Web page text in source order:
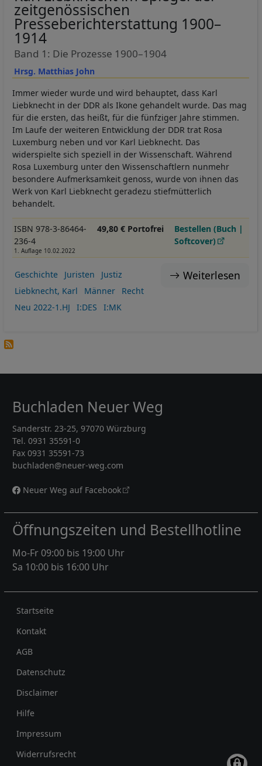
Hrsg. Matthias John
zeitgenössischen
Presseberichterstattung 1900–
1914
Band 1: Die Prozesse 1900–1904
Immer wieder wurde und wird behauptet, dass Karl
Liebknecht in der DDR als Ikone gehandelt wurde. Das mag
für die ersten, das heißt, für die fünfziger Jahre stimmen.
Im Laufe der weiteren Entwicklung der DDR trat Rosa
Luxemburg neben und vor Karl Liebknecht. Das
widerspielte sich speziell in der Wissenschaft. Während
Rosa Luxemburg unter den Wissenschaftlern nunmehr
besondere Aufmerksamkeit genoss, wurde von ihnen das
Werk von Karl Liebknecht geradezu stiefmütterlich
behandelt.
ISBN 978-3-86464-
236-4
1. Auflage 10.02.2022
49,80 € Portofrei
Bestellen (Buch |
Softcover)
Weiterlesen
Geschichte Juristen
Justiz
Liebknecht, Karl
Männer
Recht
Neu 2022-1.HJ
I:DES I:MK
Buchladen Neuer Weg
Sanderstr. 23-25, 97070 Würzburg
Tel. 0931 35591-0
Fax 0931 35591-73
buchladen@neuer-weg.com
Neuer Weg auf Facebook
Öffnungszeiten und Bestellhotline
Mo-Fr 09:00 bis 19:00 Uhr
Sa 10:00 bis 16:00 Uhr
Rechtliches
Startseite
Kontakt
AGB
Datenschutz
Disclaimer
Hilfe
Impressum
Widerrufsrecht